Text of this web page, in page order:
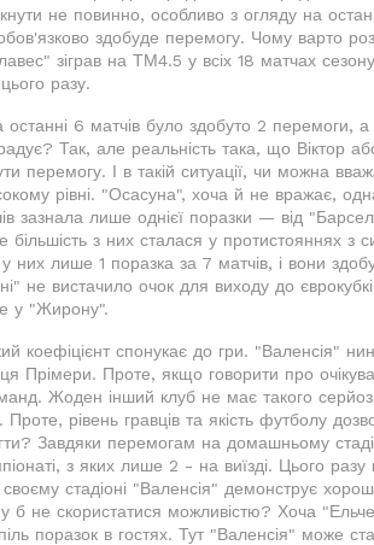
не повинно, особливо з огляду на
здобуде перемогу. Чому варто
зіграв на ТМ4.5 у всіх 18 матчах
разу.
6 матчів було здобуто 2 перемоги,
Так, але реальність така, що Віктор
перемогу. І в такій ситуації, чи можна
рівні. "Осасуна", хоча й не вражає,
зазнала лише однієї поразки — від
більшість з них сталася у протистояннях
у них лише 1 поразка за 7 матчів, і вони
не вистачило очок для виходу до
у "Жирону".
коефіцієнт спонукає до гри. "Валенсія"
Прімери. Проте, якщо говорити про
Жоден інший клуб не має такого
Проте, рівень гравців та якість футболу
Завдяки перемогам на домашньому
з яких лише 2 - на виїзді. Цього
стадіоні "Валенсія" демонструє
б не скористатися можливістю? Хоча
поразок в гостях. Тут "Валенсія" може